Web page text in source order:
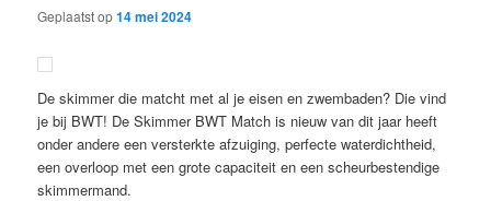
Geplaatst op14 mei 2024
De skimmer die matcht met al je eisen en zwembaden? Die vind
je bij BWT! De Skimmer BWT Match is nieuw van dit jaar heeft
onder andere een versterkte afzuiging, perfecte waterdichtheid,
een overloop met een grote capaciteit en een scheurbestendige
skimmermand.